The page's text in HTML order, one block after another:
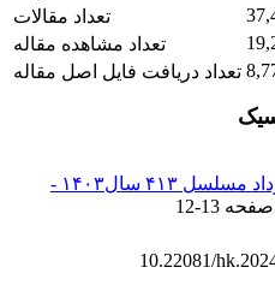
تعداد مقالات
تعداد مشاهده مقاله
تعداد دریافت فایل اصل مقاله
دوره 35، مجله سلام بچه ها مرداد مسلسل ۴۱۳ سال۱۴۰۳ -
صفحه 12-13
10.22081/